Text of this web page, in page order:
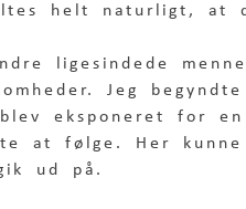
helt naturligt,
ligesindede
Jeg
eksponeret for en
at følge. Her
ud på.